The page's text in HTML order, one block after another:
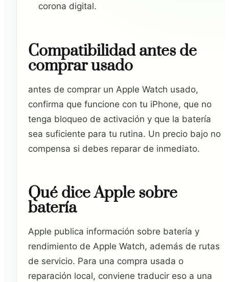
corona digital.
Compatibilidad antes de
comprar usado
antes de comprar un Apple Watch usado,
confirma que funcione con tu iPhone, que no
tenga bloqueo de activación y que la batería
sea suficiente para tu rutina. Un precio bajo no
compensa si debes reparar de inmediato.
Qué dice Apple sobre
batería
Apple publica información sobre batería y
rendimiento de Apple Watch, además de rutas
de servicio. Para una compra usada o
reparación local, conviene traducir eso a una